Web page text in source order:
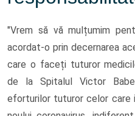
"Vrem să vă mulțumim
acordat-o prin decernarea
care o faceți tuturor
de la Spitalul Victor
eforturilor tuturor celor care